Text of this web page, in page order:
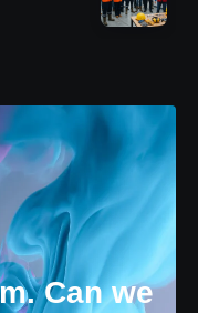
Can we